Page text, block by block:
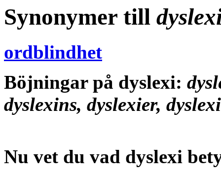
Synonymer till
ordblindhet
Böjningar på dyslexi:
dyslexins, dyslexier,
Nu vet du vad dyslexi